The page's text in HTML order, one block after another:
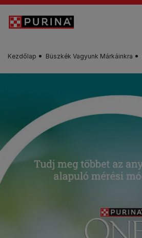
Skip to main content
Kezdőlap Büszkék Vagyunk Márkáinkra